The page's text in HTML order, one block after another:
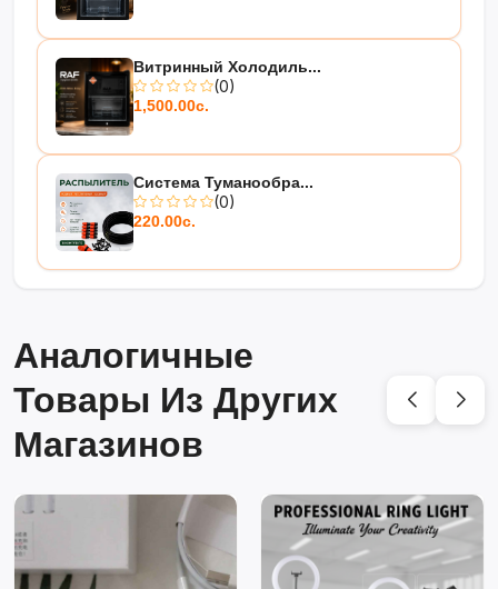
Витринный Холодиль...
(0)
1,500.00с.
Система Туманообра...
(0)
220.00с.
Аналогичные
Товары Из Других
Магазинов